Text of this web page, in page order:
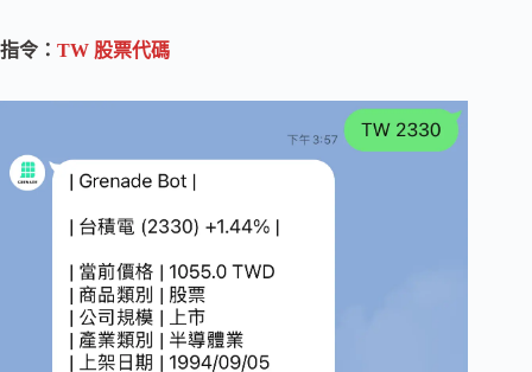
指令： TW 股票代碼